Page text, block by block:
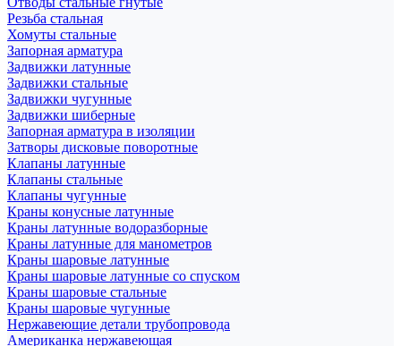
Резьба стальная
Хомуты стальные
Запорная арматура
Задвижки латунные
Задвижки стальные
Задвижки чугунные
Задвижки шиберные
Запорная арматура в изоляции
Затворы дисковые поворотные
Клапаны латунные
Клапаны стальные
Клапаны чугунные
Краны конусные латунные
Краны латунные водоразборные
Краны латунные для манометров
Краны шаровые латунные
Краны шаровые латунные со спуском
Краны шаровые стальные
Краны шаровые чугунные
Нержавеющие детали трубопровода
Американка нержавеющая